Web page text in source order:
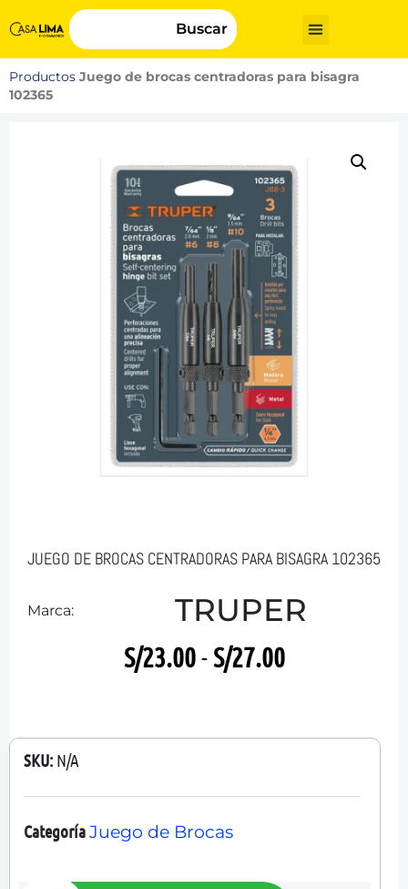
Buscar
Productos Juego de brocas centradoras para bisagra
102365
JUEGO DE BROCAS CENTRADORAS PARA BISAGRA 102365
Marca: TRUPER
S/23.00- S/27.00
SKU: N/A
CategoríaJuego de Brocas